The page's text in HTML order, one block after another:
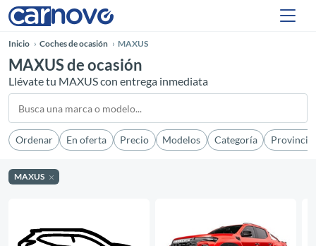
Inicio Coches de ocasión MAXUS
MAXUS de ocasión
Llévate tu MAXUS con entrega inmediata
Ordenar En oferta Precio Modelos Categoría Provincia
MAXUS